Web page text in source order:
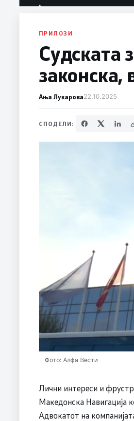
ПРИЛОЗИ
Судската
Ања Лукарова22.10.2025
СПОДЕЛИ:
Фото: Алфа Вести
Лични интереси и
Македонска Навигација
Адвокатот на